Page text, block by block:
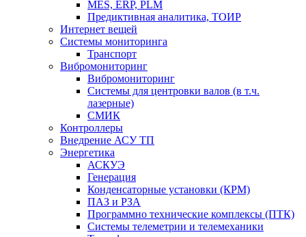
MES, ERP, PLM
Предиктивная аналитика, ТОИР
Интернет вещей
Системы мониторинга
Транспорт
Вибромониторинг
Вибромониторинг
Системы для центровки валов (в т.ч.
лазерные)
СМИК
Контроллеры
Внедрение АСУ ТП
Энергетика
АСКУЭ
Генерация
Конденсаторные установки (КРМ)
ПАЗ и РЗА
Программно технические комплексы (ПТК)
Системы телеметрии и телемеханики